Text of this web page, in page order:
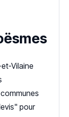
Vilaine
pour